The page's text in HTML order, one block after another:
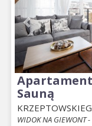
Apartament
Sauną
WIDOK NA GIEWONT